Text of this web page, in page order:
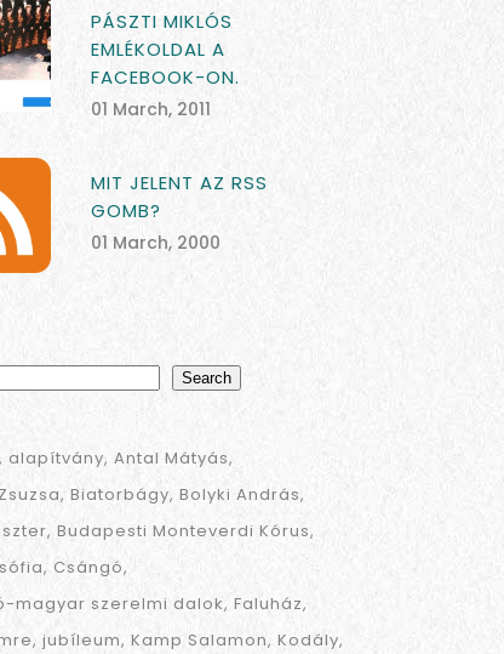
PÁSZTI MIKLÓS
EMLÉKOLDAL A
FACEBOOK-ON.
01 March, 2011
MIT JELENT AZ RSS
GOMB?
01 March, 2000
Search
alapítvány Antal Mátyás
Biatorbágy Bolyki András
Budapesti Monteverdi Kórus
Csángó
magyar szerelmi dalok Faluház
jubíleum Kamp Salamon Kodály